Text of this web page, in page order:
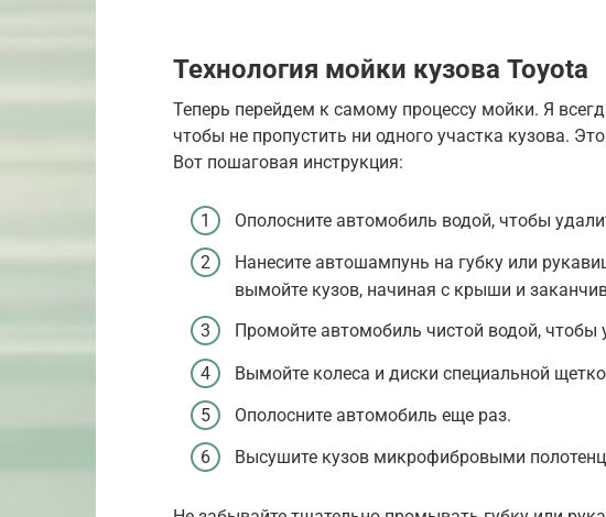
Технология мойки кузова Toyota
Теперь перейдем к самому процессу мойки. Я
чтобы не пропустить ни одного участка кузова.
Вот пошаговая инструкция:
Ополосните автомобиль водой, чтобы
Нанесите автошампунь на губку или
вымойте кузов, начиная с крыши и
Промойте автомобиль чистой водой,
Вымойте колеса и диски специальной
Ополосните автомобиль еще раз.
Высушите кузов микрофибровыми